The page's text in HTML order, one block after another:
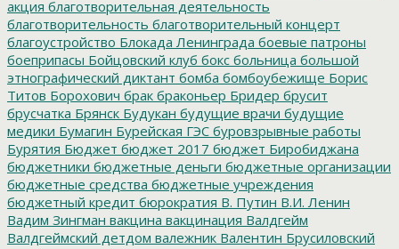
акция благотворительная деятельность
благотворительность благотворительный концерт
благоустройство Блокада Ленинграда боевые патроны
боеприпасы Бойцовский клуб бокс больница большой
этнографический диктант бомба бомбоубежище Борис
Титов Борохович брак браконьер Бридер брусит
брусчатка Брянск Будукан будущие врачи будущие
медики Бумагин Бурейская ГЭС буровзрывные работы
Бурятия Бюджет бюджет 2017 бюджет Биробиджана
бюджетники бюджетные деньги бюджетные организации
бюджетные средства бюджетные учреждения
бюджетный кредит бюрократия В. Путин В.И. Ленин
Вадим Зингман вакцина вакцинация Валдгейм
Валдгеймский детдом валежник Валентин Брусиловский